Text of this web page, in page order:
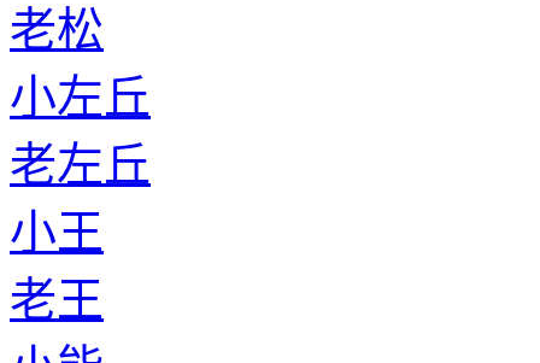
老松
小左丘
老左丘
小王
老王